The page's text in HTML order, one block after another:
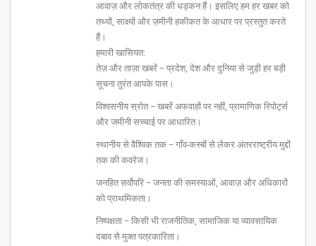
आवाज़ और लोकतंत्र की धड़कन हैं। इसलिए हम हर खबर को
तथ्यों, साक्ष्यों और ज़मीनी हकीकत के आधार पर प्रस्तुत करते
हैं।
हमारी खासियत:
तेज़ और ताज़ा खबरें – प्रदेश, देश और दुनिया से जुड़ी हर बड़ी
सूचना तुरंत आपके पास।
विश्वसनीय स्रोत – खबरें अफवाहों पर नहीं, प्रामाणिक रिपोर्ट्स
और जमीनी सच्चाई पर आधारित।
स्थानीय से वैश्विक तक – गाँव-कस्बों से लेकर अंतरराष्ट्रीय मुद्दों
तक की कवरेज।
जनहित सर्वोपरि – जनता की समस्याओं, आवाज़ और अधिकारों
को प्राथमिकता।
निष्पक्षता – किसी भी राजनीतिक, सामाजिक या व्यावसायिक
दबाव से मुक्त पत्रकारिता।